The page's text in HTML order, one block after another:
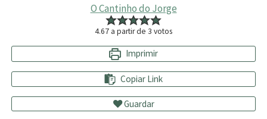
O Cantinho do Jorge
4.67 a partir de 3 votos
Imprimir
Copiar Link
Guardar